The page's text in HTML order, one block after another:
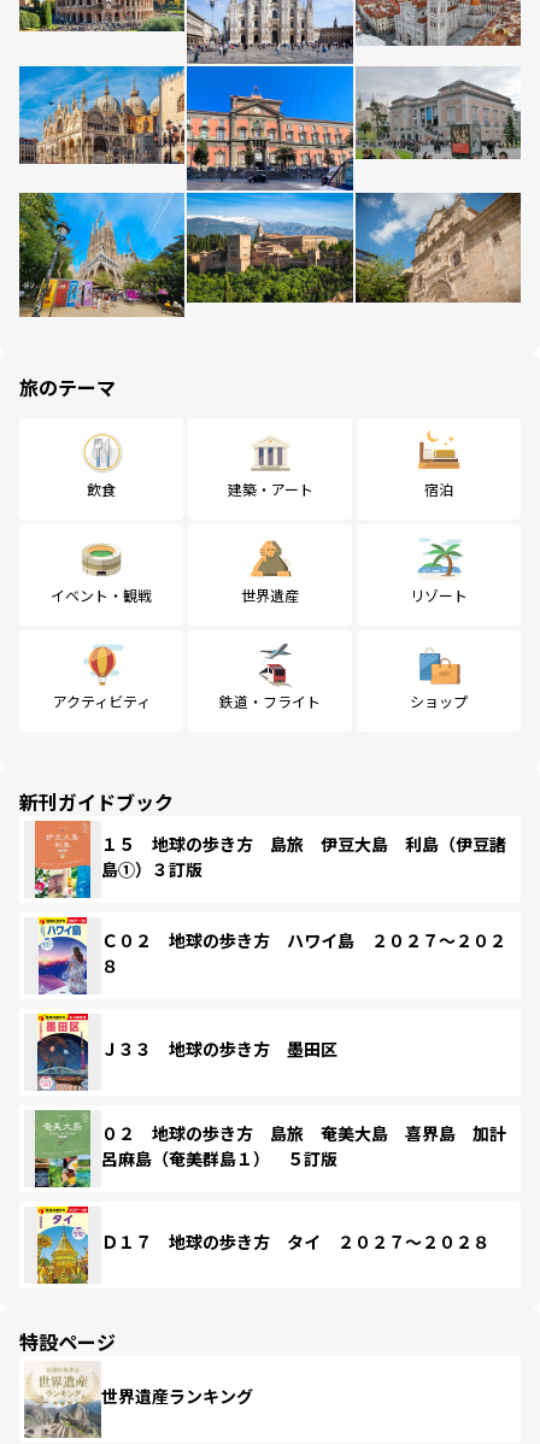
旅のテーマ
飲食 建築・アート 宿泊
イベント・観戦 世界遺産 リゾート
アクティビティ 鉄道・フライト ショップ
新刊ガイドブック
１５ 地球の歩き方 島旅 伊豆大島 利島（伊豆諸
島①）３訂版
Ｃ０２ 地球の歩き方 ハワイ島 ２０２７～２０２
８
Ｊ３３ 地球の歩き方 墨田区
０２ 地球の歩き方 島旅 奄美大島 喜界島 加計
呂麻島（奄美群島１） ５訂版
Ｄ１７ 地球の歩き方 タイ ２０２７～２０２８
特設ページ
世界遺産ランキング